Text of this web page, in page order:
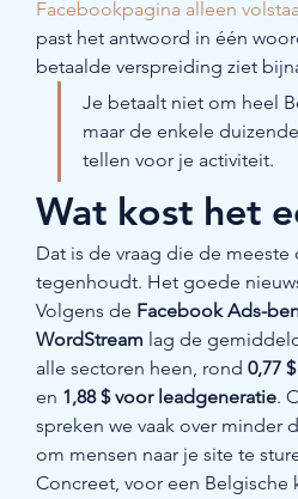
Facebookpagina alleen
past het antwoord in één
betaalde verspreiding ziet
Je betaalt niet om heel
maar de enkele
tellen voor je activiteit.
Wat kost het
Dat is de vraag die de meeste
tegenhoudt. Het goede
Volgens de Facebook Ads-
WordStream lag de
alle sectoren heen, rond 0,77
en 1,88 $ voor leadgeneratie.
spreken we vaak over minder
om mensen naar je site te
Concreet, voor een Belgische